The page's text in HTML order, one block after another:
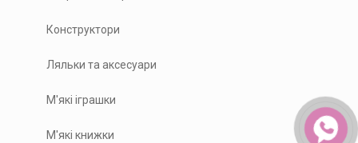
Конструктори
Ляльки та аксесуари
М'які іграшки
М'які книжки